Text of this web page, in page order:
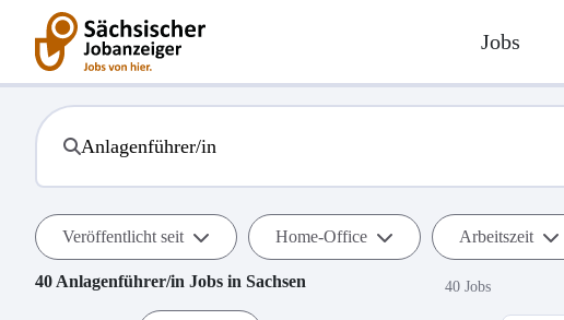
Jobs
Veröffentlicht seit Home-Office Arbeitszeit
40 Anlagenführer/in Jobs in Sachsen 40 Jobs